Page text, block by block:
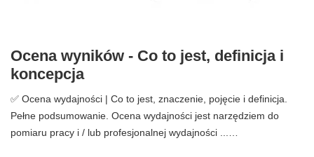
Ocena wyników - Co to jest, definicja i
koncepcja
✅ Ocena wydajności | Co to jest, znaczenie, pojęcie i definicja.
Pełne podsumowanie. Ocena wydajności jest narzędziem do
pomiaru pracy i / lub profesjonalnej wydajności ...…